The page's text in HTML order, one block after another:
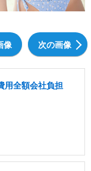
像 次の画像
用全額会社負担